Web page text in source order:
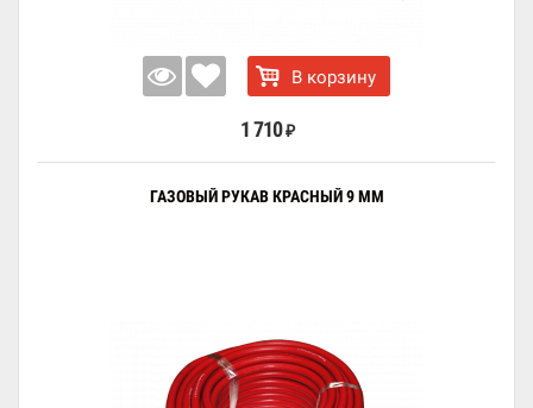
В корзину
1 710 ₽
ГАЗОВЫЙ РУКАВ КРАСНЫЙ 9 ММ